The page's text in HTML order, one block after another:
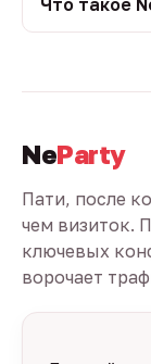
NeParty
Пати, после
чем визиток.
ключевых
ворочает